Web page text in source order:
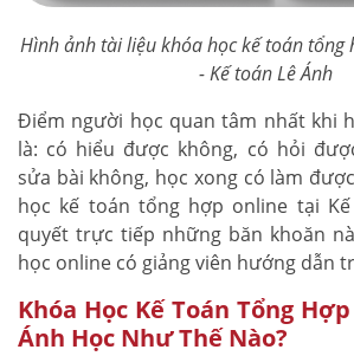
Hình ảnh tài liệu khóa học kế toán tổng
- Kế toán Lê Ánh
Điểm người học quan tâm nhất khi
là: có hiểu được không, có hỏi
sửa bài không, học xong có làm
học kế toán tổng hợp online tại
quyết trực tiếp những băn khoăn
học online có giảng viên hướng dẫn
Khóa Học Kế Toán Tổng
Ánh Học Như Thế Nào?